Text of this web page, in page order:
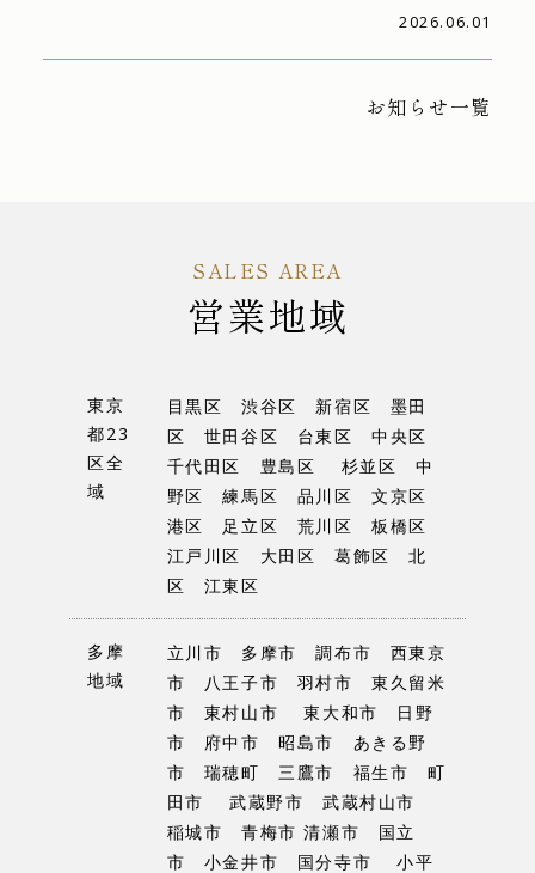
2026.06.01
お知らせ一覧
SALES AREA
営業地域
東京
都23
区全
域
目黒区 渋谷区 新宿区 墨田
区 世田谷区 台東区 中央区
千代田区 豊島区 杉並区 中
野区 練馬区 品川区 文京区
港区 足立区 荒川区 板橋区
江戸川区 大田区 葛飾区 北
区 江東区
多摩
地域
立川市 多摩市 調布市 西東京
市 八王子市 羽村市 東久留米
市 東村山市 東大和市 日野
市 府中市 昭島市 あきる野
市 瑞穂町 三鷹市 福生市 町
田市 武蔵野市 武蔵村山市
稲城市 青梅市 清瀬市 国立
市 小金井市 国分寺市 小平